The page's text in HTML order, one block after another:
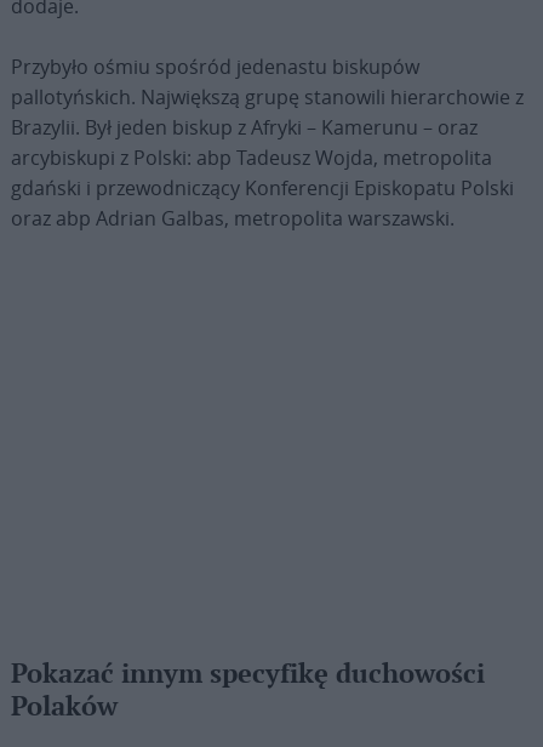
dodaje.
Przybyło ośmiu spośród jedenastu biskupów
pallotyńskich. Największą grupę stanowili hierarchowie z
Brazylii. Był jeden biskup z Afryki – Kamerunu – oraz
arcybiskupi z Polski: abp Tadeusz Wojda, metropolita
gdański i przewodniczący Konferencji Episkopatu Polski
oraz abp Adrian Galbas, metropolita warszawski.
Pokazać innym specyfikę duchowości
Polaków